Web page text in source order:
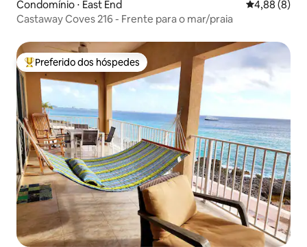
Condomínio ⋅ East End 4,88 de uma
4,88 (8)
Castaway Coves 216 - Frente para o mar/praia
Entre os melhores preferidos dos hóspedes
Preferido dos hóspedes